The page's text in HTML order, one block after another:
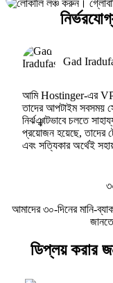
Gad
আমি Hostinger-এর VPS
তাদের আপটাইম সবসময়
নির্ঝঞ্ঝাটভাবে চলতে
প্রয়োজন হয়েছে, তাদের
এবং সত্যিকার অর্থেই
আমাদের ৩০-দিনের মানি-
ডিপ্লয় করার